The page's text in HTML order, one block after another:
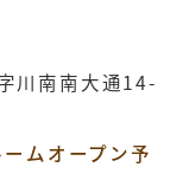
川南南大通14-
ムオープン予